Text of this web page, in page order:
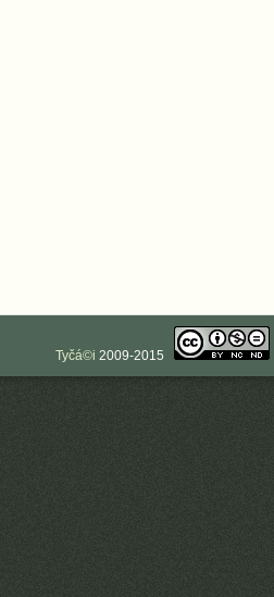
Tyčá©i 2009-2015